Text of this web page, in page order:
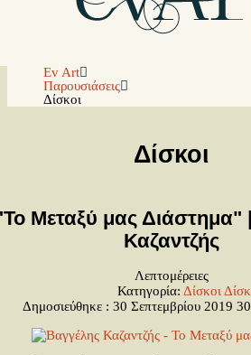
Ev Art
Παρουσιάσεις
Δίσκοι
Δίσκοι
Μεταξύ μας Διάστημα"
Καζαντζής
Λεπτομέρειες
Κατηγορία: Δίσκοι
Δημοσιεύθηκε : 30 Σεπτεμβρίου 2019